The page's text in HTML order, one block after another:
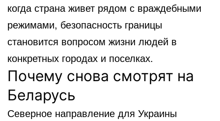
когда страна живет рядом с враждебными
режимами, безопасность границы
становится вопросом жизни людей в
конкретных городах и поселках.
Почему снова смотрят на
Беларусь
Северное направление для Украины